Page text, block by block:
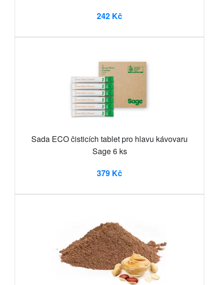
242 Kč
Sada ECO čisticích tablet pro hlavu kávovaru
Sage 6 ks
379 Kč